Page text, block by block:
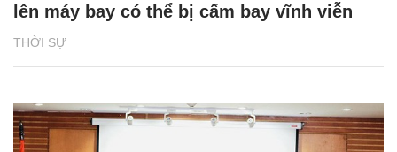
THỜI SỰ
lên máy bay có thể bị cấm bay vĩnh viễn